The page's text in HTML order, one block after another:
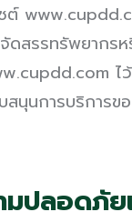
ต์
สรรทรัพยากรห
สนุนการบริการ
มปลอดภั